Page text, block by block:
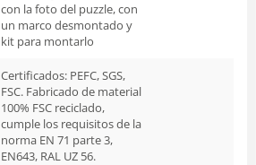
con la foto del puzzle, con
un marco desmontado y
kit para montarlo
Certificados: PEFC, SGS,
FSC. Fabricado de material
100% FSC reciclado,
cumple los requisitos de la
norma EN 71 parte 3,
EN643, RAL UZ 56.